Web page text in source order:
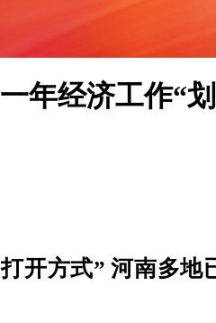
年经济工作“
开方式” 河南多地